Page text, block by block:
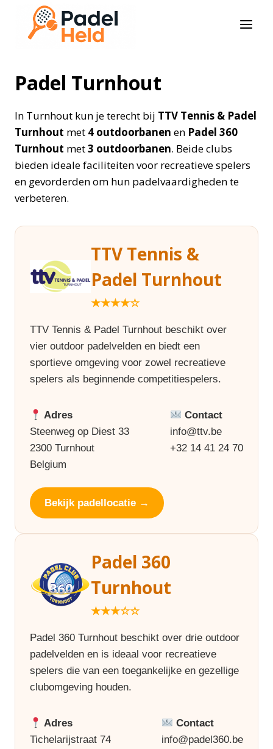
Doorgaan
inhoud
Padel Turnhout
In Turnhout kun je terecht bij TTV Tennis & Padel
Turnhout met 4 outdoorbanen en Padel 360
Turnhout met3 outdoorbanen. Beide clubs
bieden ideale faciliteiten voor recreatieve spelers
en gevorderden om hun padelvaardigheden te
verbeteren.
TTV Tennis &
Padel Turnhout
★★★★☆
TTV Tennis & Padel Turnhout beschikt over
vier outdoor padelvelden en biedt een
sportieve omgeving voor zowel recreatieve
spelers als beginnende competitiespelers.
Adres
Steenweg op Diest 33
2300 Turnhout
Belgium
Contact
info@ttv.be
+32 14 41 24 70
Bekijk padellocatie →
Padel 360
Turnhout
★★★☆☆
Padel 360 Turnhout beschikt over drie outdoor
padelvelden en is ideaal voor recreatieve
spelers die van een toegankelijke en gezellige
clubomgeving houden.
Adres
Tichelarijstraat 74
Contact
info@padel360.be